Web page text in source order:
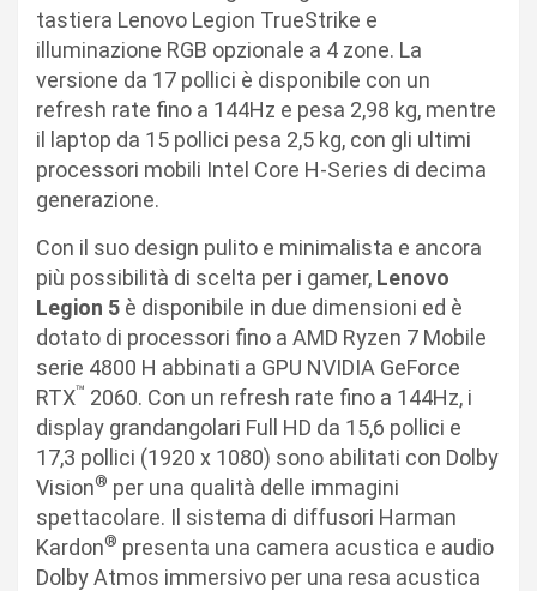
tastiera Lenovo Legion TrueStrike e
illuminazione RGB opzionale a 4 zone. La
versione da 17 pollici è disponibile con un
refresh rate fino a 144Hz e pesa 2,98 kg, mentre
il laptop da 15 pollici pesa 2,5 kg, con gli ultimi
processori mobili Intel Core H-Series di decima
generazione.
Con il suo design pulito e minimalista e ancora
più possibilità di scelta per i gamer, Lenovo
Legion 5 è disponibile in due dimensioni ed è
dotato di processori fino a AMD Ryzen 7 Mobile
serie 4800 H abbinati a GPU NVIDIA GeForce
RTX™ 2060. Con un refresh rate fino a 144Hz, i
display grandangolari Full HD da 15,6 pollici e
17,3 pollici (1920 x 1080) sono abilitati con Dolby
Vision® per una qualità delle immagini
spettacolare. Il sistema di diffusori Harman
Kardon® presenta una camera acustica e audio
Dolby Atmos immersivo per una resa acustica